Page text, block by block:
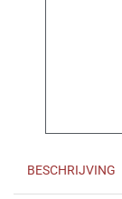
BESCHRIJVING